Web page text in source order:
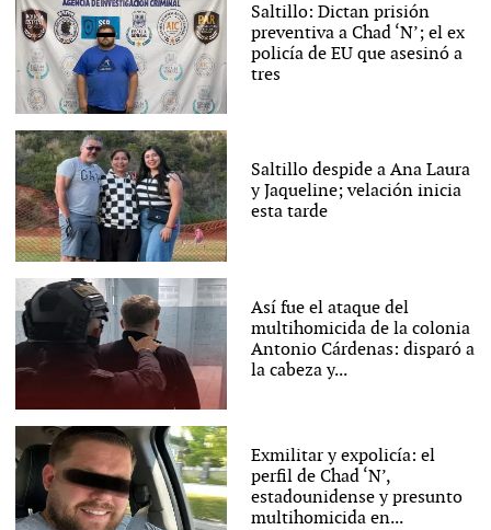
Saltillo: Dictan prisión
preventiva a Chad ‘N’; el ex
policía de EU que asesinó a
tres
Saltillo despide a Ana Laura
y Jaqueline; velación inicia
esta tarde
Así fue el ataque del
multihomicida de la colonia
Antonio Cárdenas: disparó a
la cabeza y...
Exmilitar y expolicía: el
perfil de Chad ‘N’,
estadounidense y presunto
multihomicida en...